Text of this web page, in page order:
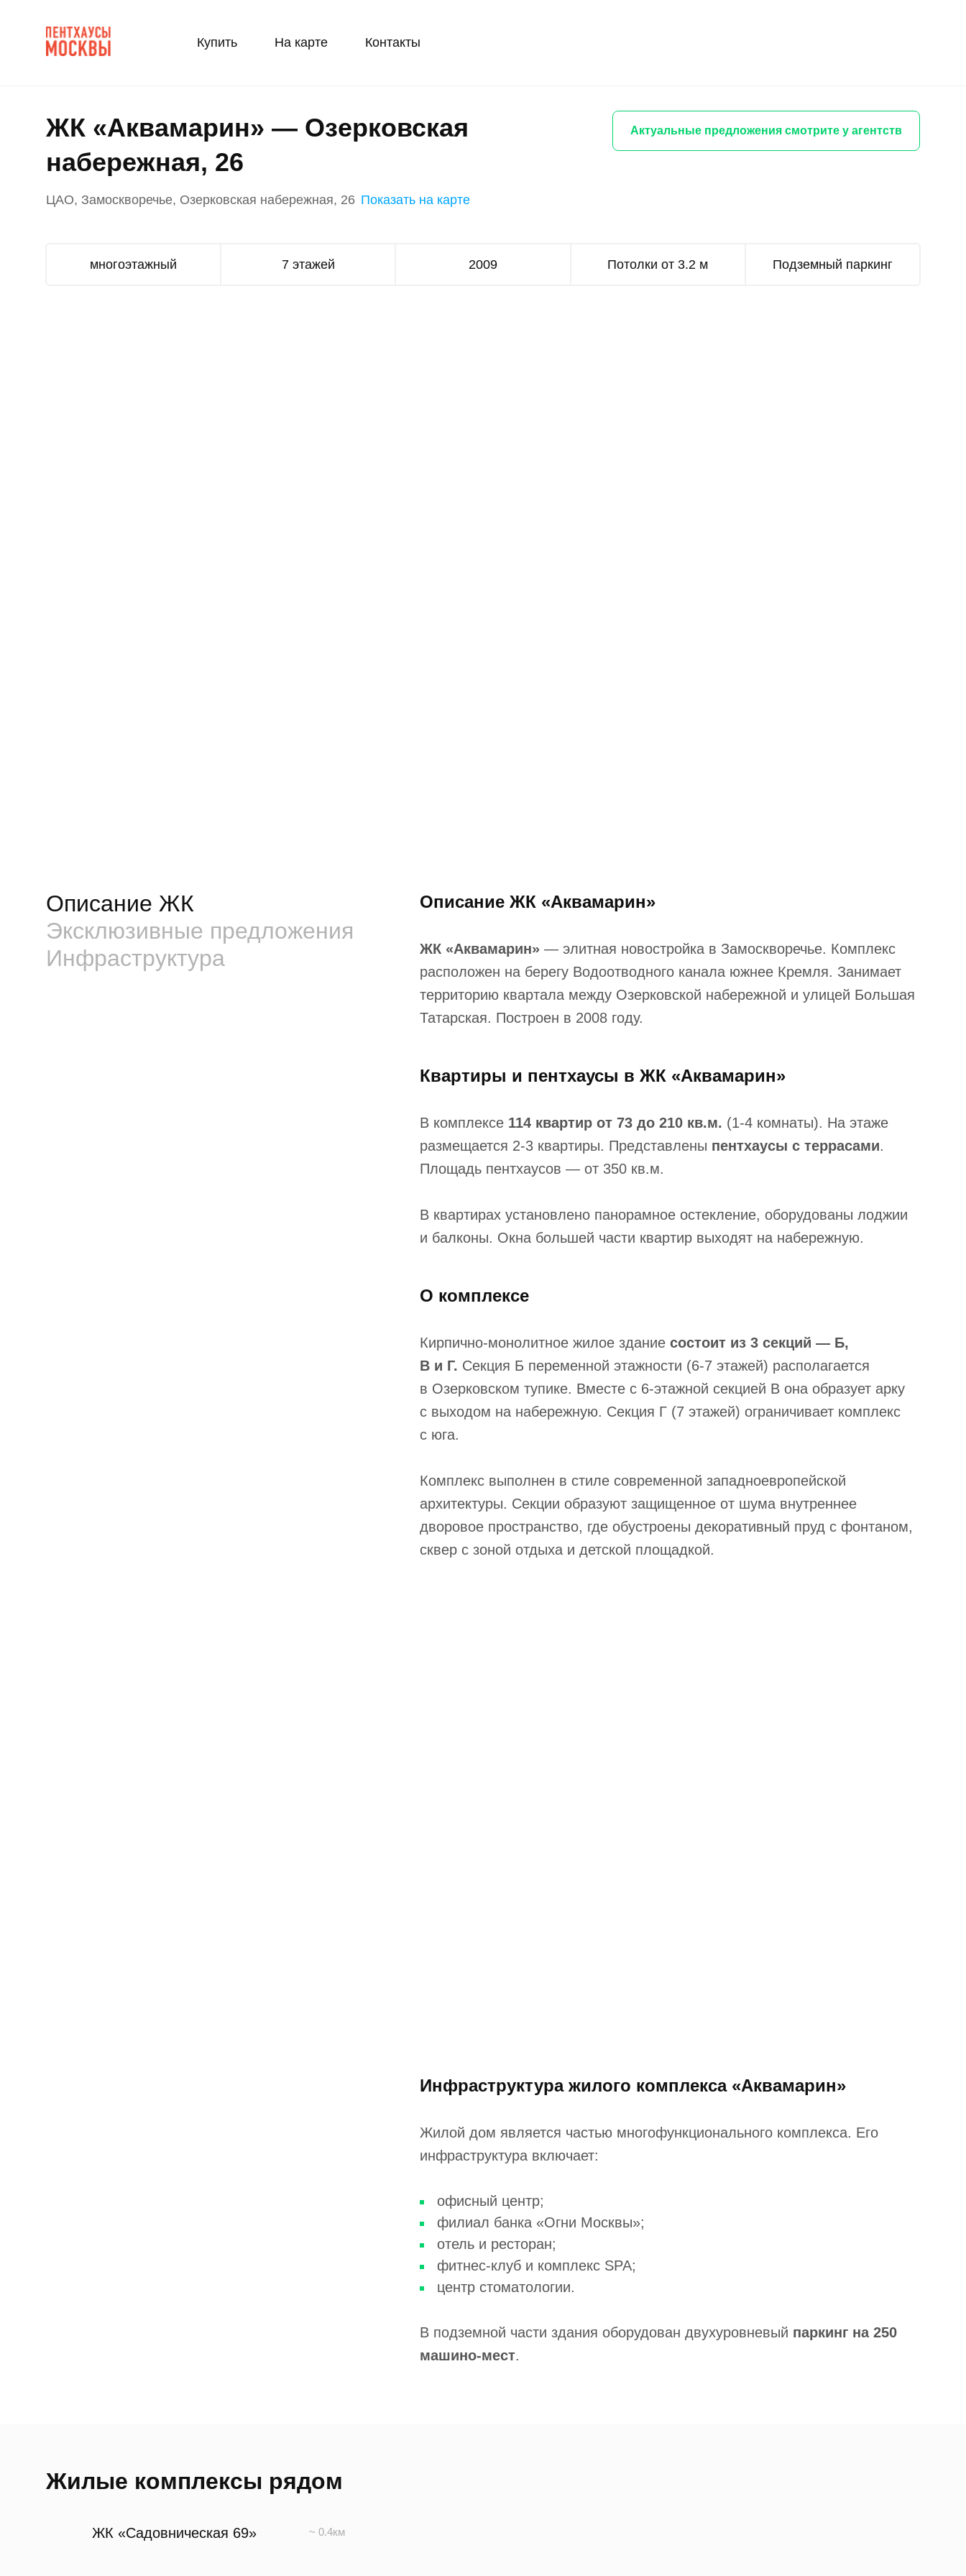
Купить На карте Контакты
ЖК «Аквамарин» — Озерковская
набережная, 26
ЦАО, Замоскворечье, Озерковская набережная, 26 Показать на карте
Актуальные предложения смотрите у агентств
многоэтажный 7 этажей 2009 Потолки от 3.2 м Подземный паркинг
Описание ЖК
Эксклюзивные предложения
Инфраструктура
Описание ЖК «Аквамарин»
ЖК «Аквамарин» — элитная новостройка в Замоскворечье. Комплекс
расположен на берегу Водоотводного канала южнее Кремля. Занимает
территорию квартала между Озерковской набережной и улицей Большая
Татарская. Построен в 2008 году.
Квартиры и пентхаусы в ЖК «Аквамарин»
В комплексе 114 квартир от 73 до 210 кв.м. (1-4 комнаты). На этаже
размещается 2-3 квартиры. Представлены пентхаусы с террасами.
Площадь пентхаусов — от 350 кв.м.
В квартирах установлено панорамное остекление, оборудованы лоджии
и балконы. Окна большей части квартир выходят на набережную.
О комплексе
Кирпично-монолитное жилое здание состоит из 3 секций — Б,
В и Г. Секция Б переменной этажности (6-7 этажей) располагается
в Озерковском тупике. Вместе с 6-этажной секцией В она образует арку
с выходом на набережную. Секция Г (7 этажей) ограничивает комплекс
с юга.
Комплекс выполнен в стиле современной западноевропейской
архитектуры. Секции образуют защищенное от шума внутреннее
дворовое пространство, где обустроены декоративный пруд с фонтаном,
сквер с зоной отдыха и детской площадкой.
Инфраструктура жилого комплекса «Аквамарин»
Жилой дом является частью многофункционального комплекса. Его
инфраструктура включает:
офисный центр;
филиал банка «Огни Москвы»;
отель и ресторан;
фитнес-клуб и комплекс SPA;
центр стоматологии.
В подземной части здания оборудован двухуровневый паркинг на 250
машино-мест.
Жилые комплексы рядом
ЖК «Садовническая 69» ~ 0.4км